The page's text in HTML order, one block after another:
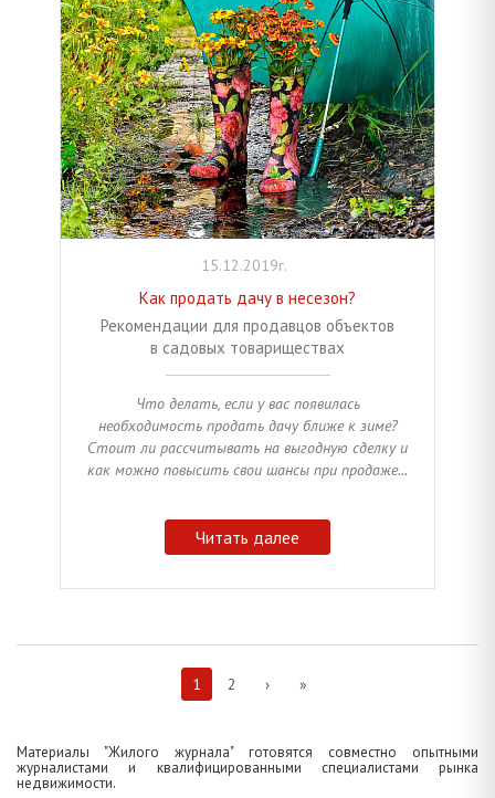
15.12.2019г.
Как продать дачу в несезон?
Рекомендации для продавцов объектов
в садовых товариществах
Что делать, если у вас появилась
необходимость продать дачу ближе к зиме?
Стоит ли рассчитывать на выгодную сделку и
как можно повысить свои шансы при продаже...
Читать далее
1 2 › »
Материалы "Жилого журнала" готовятся совместно опытными
журналистами и квалифицированными специалистами рынка
недвижимости.